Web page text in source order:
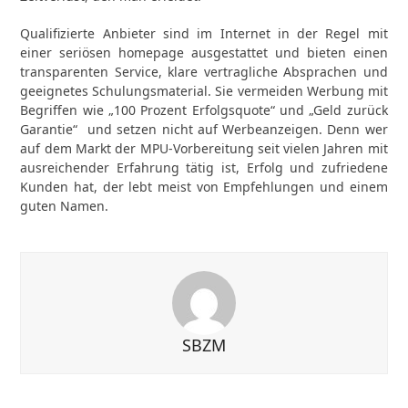
Qualifizierte Anbieter sind im Internet in der Regel mit
einer seriösen homepage ausgestattet und bieten einen
transparenten Service, klare vertragliche Absprachen und
geeignetes Schulungsmaterial. Sie vermeiden Werbung mit
Begriffen wie „100 Prozent Erfolgsquote“ und „Geld zurück
Garantie“ und setzen nicht auf Werbeanzeigen. Denn wer
auf dem Markt der MPU-Vorbereitung seit vielen Jahren mit
ausreichender Erfahrung tätig ist, Erfolg und zufriedene
Kunden hat, der lebt meist von Empfehlungen und einem
guten Namen.
SBZM